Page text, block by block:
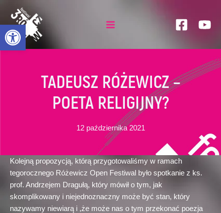
Otwórz pasek narzędzi
content
Menu
TADEUSZ RÓŻEWICZ –
POETA RELIGIJNY?
12 października 2021
Kolejną propozycją, którą przygotowaliśmy w ramach
tegorocznego Różewicz Open Festiwal było spotkanie z ks.
prof. Andrzejem Dragułą, który mówił o tym, jak
skomplikowany i niejednoznaczny może być stan, który
nazywamy niewiarą i ,że może nas o tym przekonać poezja